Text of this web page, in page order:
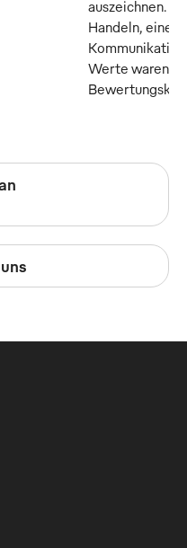
auszeichnen.
Handeln, eine
Werte waren